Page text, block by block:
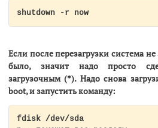
shutdown -r now
Если после перезагрузки система не
было, значит надо просто
загрузочным (*). Надо снова
boot, и запустить команду:
fdisk /dev/sda